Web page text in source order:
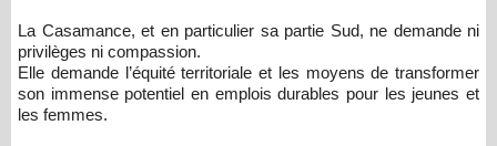
La Casamance, et en particulier sa partie Sud, ne demande ni
privilèges ni compassion.
Elle demande l’équité territoriale et les moyens de transformer
son immense potentiel en emplois durables pour les jeunes et
les femmes.